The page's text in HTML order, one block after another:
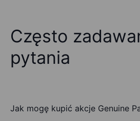
Często
pytania
Jak mogę kupić akcje Genuine